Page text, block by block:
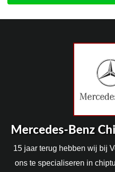
Mercedes-Benz
15 jaar terug hebben wij bij
ons te specialiseren in